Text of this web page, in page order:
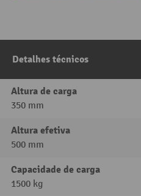
Detalhes técnicos
Altura de carga
350 mm
Altura efetiva
500 mm
Capacidade de carga
1500 kg